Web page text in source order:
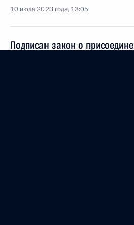
10 июля 2023 года, 13:05
Подписан закон о